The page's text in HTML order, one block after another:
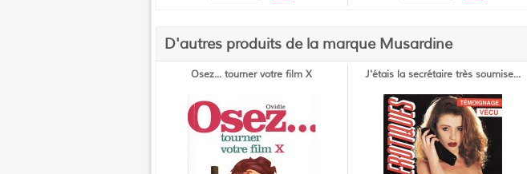
D'autres produits de la marque Musardine
Osez... tourner votre film X J'étais la secrétaire très soumise...